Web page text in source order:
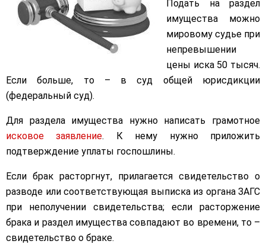
Подать на раздел
имущества можно
мировому судье при
непревышении
цены иска 50 тысяч.
Если больше, то – в суд общей юрисдикции
(федеральный суд).
Для раздела имущества нужно написать грамотное
исковое заявление. К нему нужно приложить
подтверждение уплаты госпошлины.
Если брак расторгнут, прилагается свидетельство о
разводе или соответствующая выписка из органа ЗАГС
при неполучении свидетельства; если расторжение
брака и раздел имущества совпадают во времени, то –
свидетельство о браке.